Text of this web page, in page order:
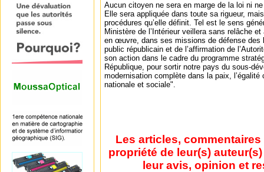
Aucun citoyen ne sera en marge de la loi ni
Elle sera appliquée dans toute sa rigueur,
procédures qu’elle définit. Tel est le sens
Ministère de l’Intérieur veillera sans relâche
en œuvre, dans ses missions de défense des
public républicain et de l’affirmation de
son action dans le cadre du programme
République, pour sortir notre pays du sous-
modernisation complète dans la paix,
nationale et sociale".
Les articles,
propriété de leur(s)
leur avis, opinion et